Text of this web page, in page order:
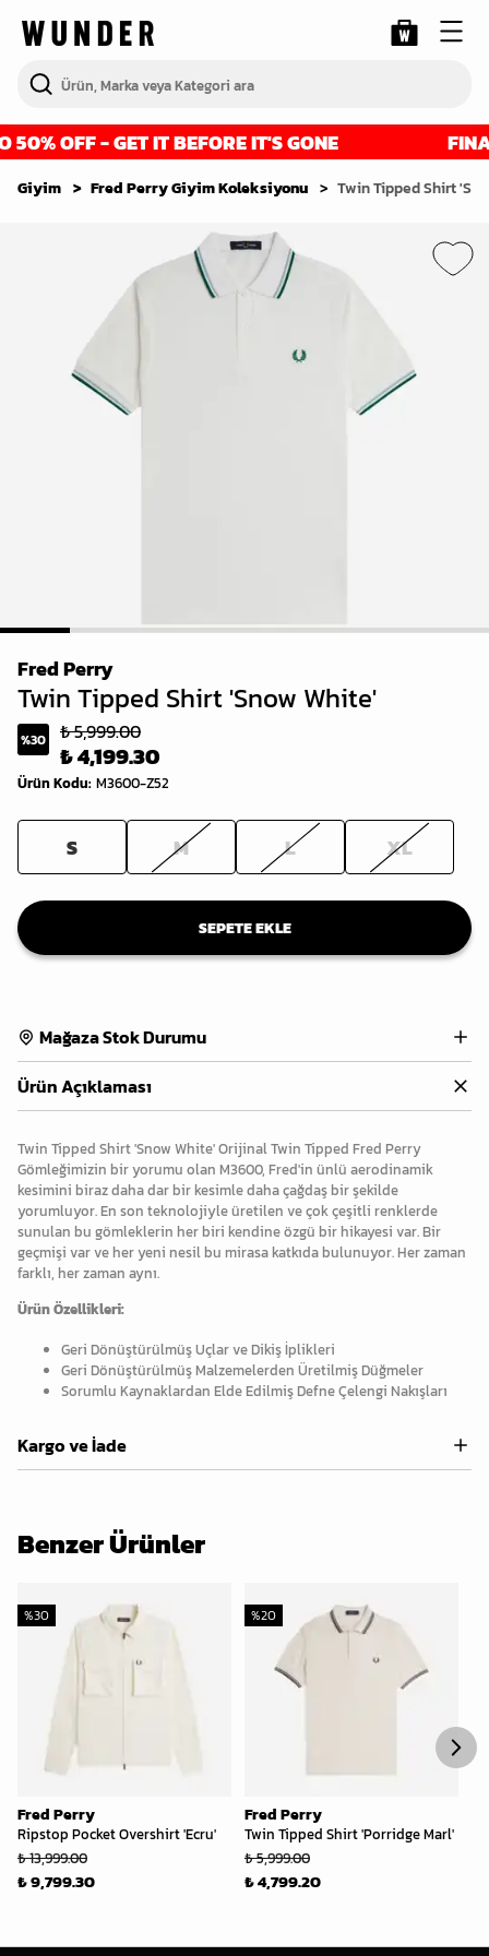
OFF - GET IT BEFORE IT'S GONE
Giyim Fred Perry Giyim Koleksiyonu Twin Tipped Shirt
1 2 3 4 5 6 7
Fred Perry
Twin Tipped Shirt 'Snow White'
%30 ₺ 5,999.00
₺ 4,199.30
Ürün Kodu: M3600-Z52
S M L XL
SEPETE EKLE
Mağaza Stok Durumu
Ürün Açıklaması
Twin Tipped Shirt 'Snow White' Orijinal Twin Tipped Fred Perry
Gömleğimizin bir yorumu olan M3600, Fred'in ünlü aerodinamik
kesimini biraz daha dar bir kesimle daha çağdaş bir şekilde
yorumluyor. En son teknolojiyle üretilen ve çok çeşitli renklerde
sunulan bu gömleklerin her biri kendine özgü bir hikayesi var. Bir
geçmişi var ve her yeni nesil bu mirasa katkıda bulunuyor. Her zaman
farklı, her zaman aynı.
Ürün Özellikleri:
Geri Dönüştürülmüş Uçlar ve Dikiş İplikleri
Geri Dönüştürülmüş Malzemelerden Üretilmiş Düğmeler
Sorumlu Kaynaklardan Elde Edilmiş Defne Çelengi Nakışları
Kargo ve İade
Benzer Ürünler
Fred Perry
Ripstop Pocket Overshirt 'Ecru'
%30
₺ 13,999.00
₺ 9,799.30
Fred Perry
Twin Tipped Shirt 'Porridge Marl'
%20
₺ 5,999.00
₺ 4,799.20